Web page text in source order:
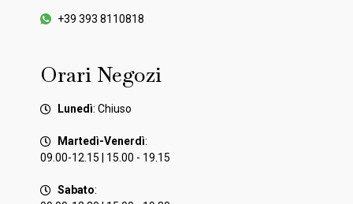
+39 393 8110818
Orari Negozi
Lunedì: Chiuso
Martedì-Venerdì:
09.00-12.15 | 15.00 - 19.15
Sabato: